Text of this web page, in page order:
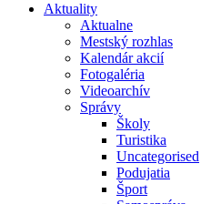
Aktuality
Aktualne
Mestský rozhlas
Kalendár akcií
Fotogaléria
Videoarchív
Správy
Školy
Turistika
Uncategorised
Podujatia
Šport